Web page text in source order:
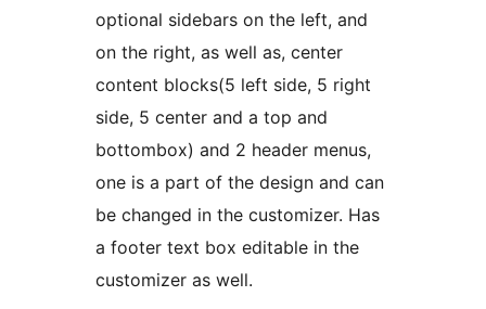
optional sidebars on the left, and
on the right, as well as, center
content blocks(5 left side, 5 right
side, 5 center and a top and
bottombox) and 2 header menus,
one is a part of the design and can
be changed in the customizer. Has
a footer text box editable in the
customizer as well.